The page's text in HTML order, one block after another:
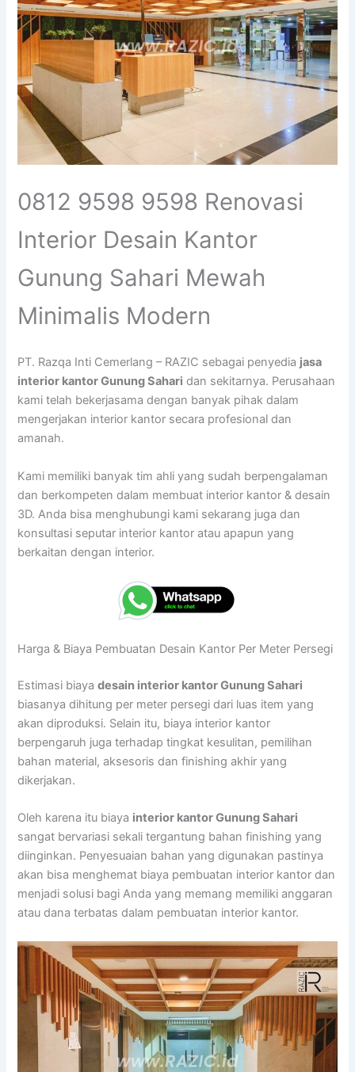
0812 9598 9598 Renovasi
Interior Desain Kantor
Gunung Sahari Mewah
Minimalis Modern
PT. Razqa Inti Cemerlang – RAZIC sebagai penyedia jasa
interior kantor Gunung Sahari dan sekitarnya. Perusahaan
kami telah bekerjasama dengan banyak pihak dalam
mengerjakan interior kantor secara profesional dan
amanah.
Kami memiliki banyak tim ahli yang sudah berpengalaman
dan berkompeten dalam membuat interior kantor & desain
3D. Anda bisa menghubungi kami sekarang juga dan
konsultasi seputar interior kantor atau apapun yang
berkaitan dengan interior.
Harga & Biaya Pembuatan Desain Kantor Per Meter Persegi
Estimasi biayadesain interior kantor Gunung Sahari
biasanya dihitung per meter persegi dari luas item yang
akan diproduksi. Selain itu, biaya interior kantor
berpengaruh juga terhadap tingkat kesulitan, pemilihan
bahan material, aksesoris dan finishing akhir yang
dikerjakan.
Oleh karena itu biaya interior kantor Gunung Sahari
sangat bervariasi sekali tergantung bahan finishing yang
diinginkan. Penyesuaian bahan yang digunakan pastinya
akan bisa menghemat biaya pembuatan interior kantor dan
menjadi solusi bagi Anda yang memang memiliki anggaran
atau dana terbatas dalam pembuatan interior kantor.